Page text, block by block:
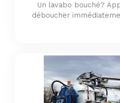
Un lavabo bouché?
déboucher